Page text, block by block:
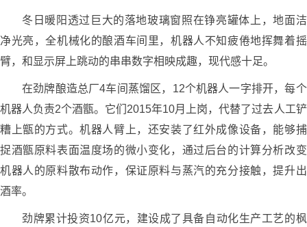
冬日暖阳透过巨大的落地玻璃窗照在铮亮罐体上，地面洁
净光亮，全机械化的酿酒车间里，机器人不知疲倦地挥舞着摇
臂，和显示屏上跳动的串串数字相映成趣，现代感十足。
在劲牌酿造总厂4车间蒸馏区，12个机器人一字排开，每个
机器人负责2个酒甑。它们2015年10月上岗，代替了过去人工铲
糟上甑的方式。机器人臂上，还安装了红外成像设备，能够捕
捉酒甑原料表面温度场的微小变化，通过后台的计算分析改变
机器人的原料散布动作，保证原料与蒸汽的充分接触，提升出
酒率。
劲牌累计投资10亿元，建设成了具备自动化生产工艺的枫